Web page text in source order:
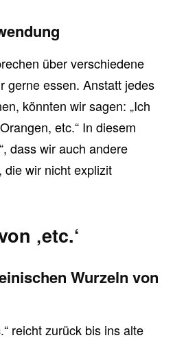
über verschiedene
gerne essen. Anstatt jedes
könnten wir sagen: „Ich
etc.“ In diesem
dass wir auch andere
wir nicht explizit
‚etc.‘
Wurzeln von
reicht zurück bis ins alte